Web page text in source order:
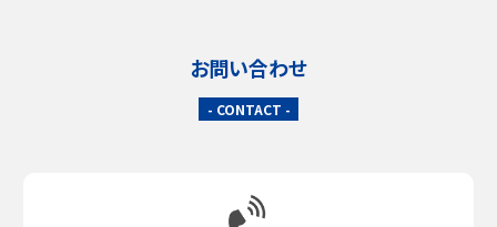
お問い合わせ
- CONTACT -